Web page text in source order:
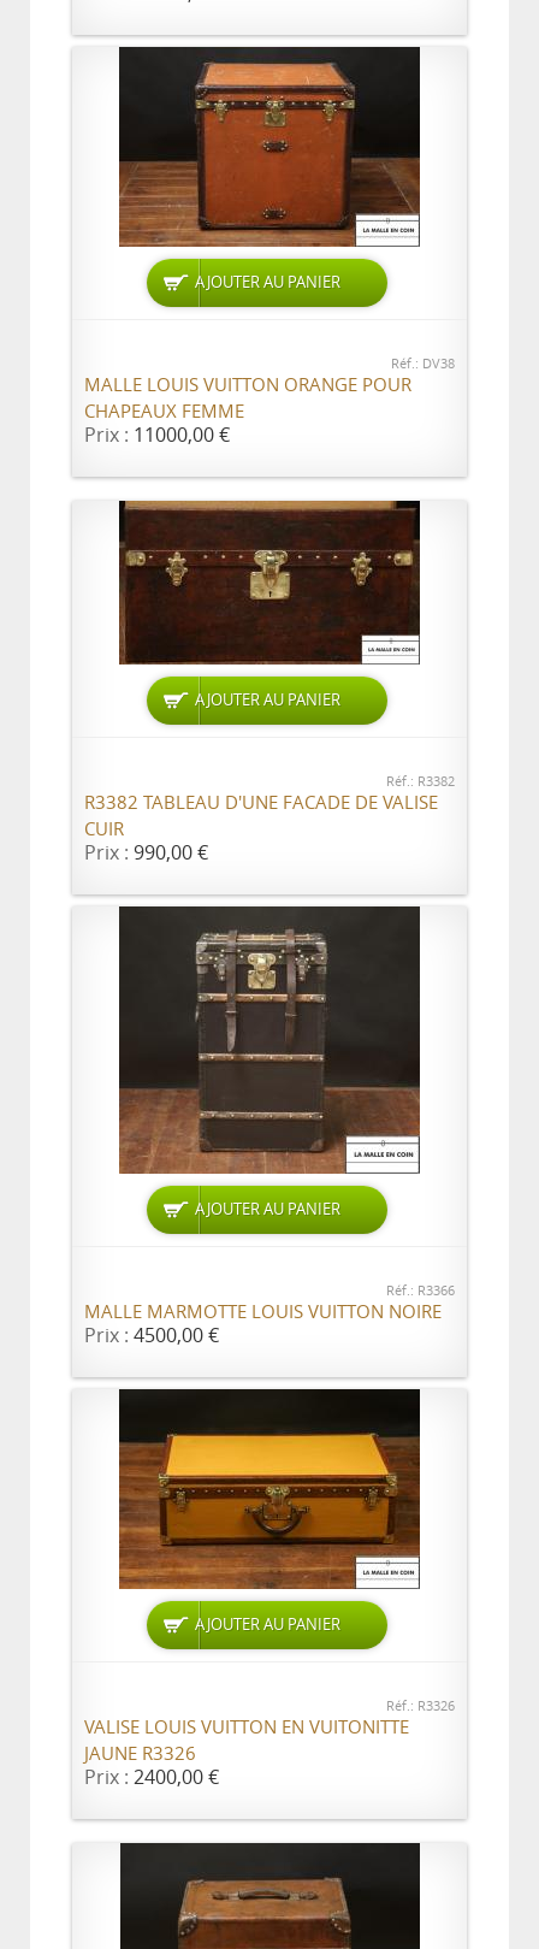
AJOUTER AU PANIER
Réf.: DV38
MALLE LOUIS VUITTON ORANGE POUR
CHAPEAUX FEMME
Prix : 11000,00 €
AJOUTER AU PANIER
Réf.: R3382
R3382 TABLEAU D'UNE FACADE DE VALISE
CUIR
Prix : 990,00 €
AJOUTER AU PANIER
Réf.: R3366
MALLE MARMOTTE LOUIS VUITTON NOIRE
Prix : 4500,00 €
AJOUTER AU PANIER
Réf.: R3326
VALISE LOUIS VUITTON EN VUITONITTE
JAUNE R3326
Prix : 2400,00 €